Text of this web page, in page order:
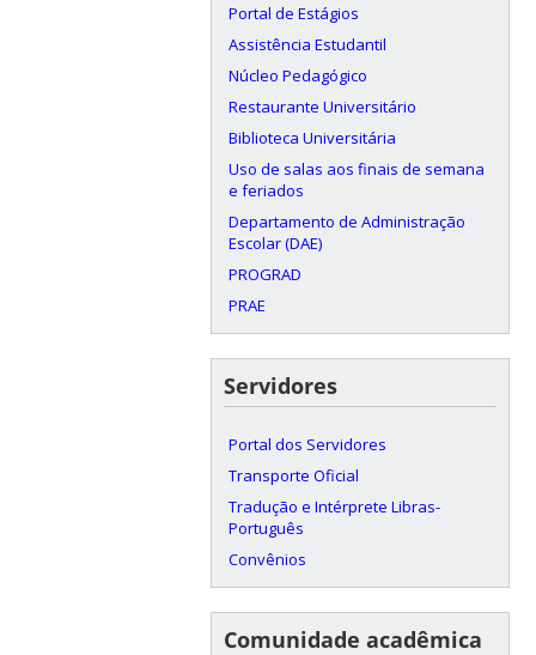
Portal de Estágios
Assistência Estudantil
Núcleo Pedagógico
Restaurante Universitário
Biblioteca Universitária
Uso de salas aos finais de semana
e feriados
Departamento de Administração
Escolar (DAE)
PROGRAD
PRAE
Servidores
Portal dos Servidores
Transporte Oficial
Tradução e Intérprete Libras-
Português
Convênios
Comunidade acadêmica